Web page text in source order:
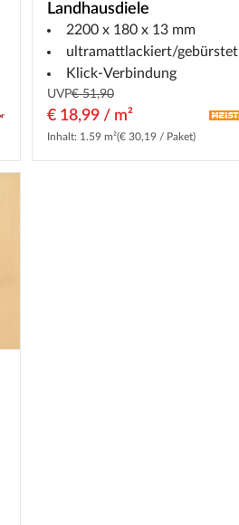
Landhausdiele
2200 x 180 x 13 mm
ultramattlackiert/gebürstet
Klick-Verbindung
UVP€ 51,90
€ 18,99 / m²
Inhalt: 1.59 m²(€ 30,19 / Paket)